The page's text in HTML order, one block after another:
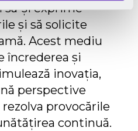
și exprime
și să solicite
Acest mediu
încrederea și
inovația,
perspective
provocările
continuă.